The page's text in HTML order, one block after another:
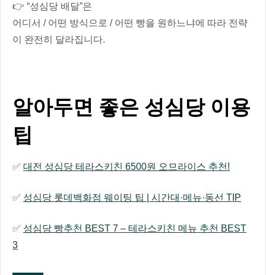
👉 “성심당 배달”은
어디서 / 어떤 방식으로 / 어떤 빵을 원하느냐에 따라 전략
이 완전히 달라집니다.
알아두면 좋은 성심당 이용
팁
✅ 대전 성심당 테라스키친 6500원 오므라이스 추천!
✅ 성심당 롯데백화점 웨이팅 팁 | 시간대·메뉴·동선 TIP
✅ 성심당 빵추천 BEST 7 – 테라스키친 메뉴 추천 BEST
3